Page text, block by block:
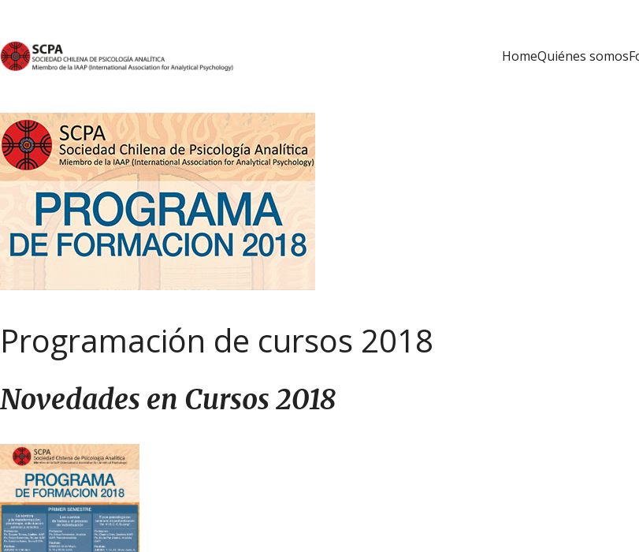
HomeQuiénes somos
Programación de cursos 2018
Novedades en Cursos 2018